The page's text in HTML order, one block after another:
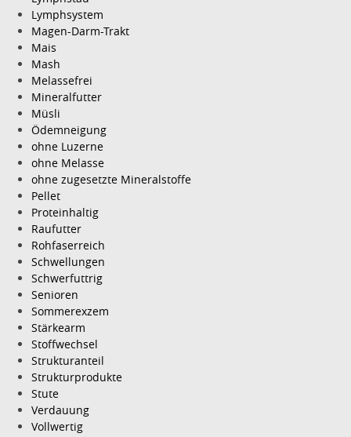
Lymphsystem
Magen-Darm-Trakt
Mais
Mash
Melassefrei
Mineralfutter
Müsli
Ödemneigung
ohne Luzerne
ohne Melasse
ohne zugesetzte Mineralstoffe
Pellet
Proteinhaltig
Raufutter
Rohfaserreich
Schwellungen
Schwerfuttrig
Senioren
Sommerexzem
Stärkearm
Stoffwechsel
Strukturanteil
Strukturprodukte
Stute
Verdauung
Vollwertig